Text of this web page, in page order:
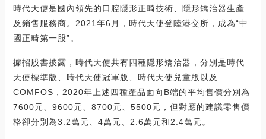
時代天使是國內領先的口腔隱形正畸技術、隱形矯治器生產
及銷售服務商。2021年6月，時代天使登陸港交所，成為“中
國正畸第一股”。
據招股書披露，時代天使共有四種隱形矯治器，分別是時代
天使標準版、時代天使冠軍版、時代天使兒童版以及
COMFOS，2020年上述四種產品面向B端的平均售價分別為
7600元、9600元、8700元、5500元，但對應的建議零售價
格卻分別為3.2萬元、4萬元、2.6萬元和2.4萬元。